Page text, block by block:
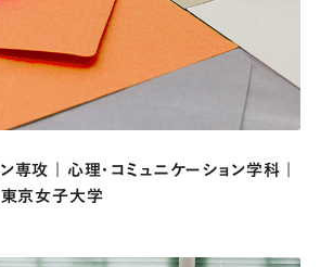
専攻 | 心理・コミュニケーション学科 |
京女子大学